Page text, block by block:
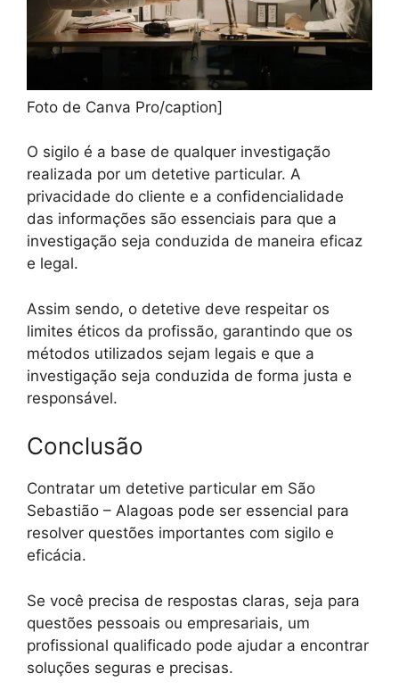
Foto de Canva Pro/caption]
O sigilo é a base de qualquer investigação
realizada por um detetive particular. A
privacidade do cliente e a confidencialidade
das informações são essenciais para que a
investigação seja conduzida de maneira eficaz
e legal.
Assim sendo, o detetive deve respeitar os
limites éticos da profissão, garantindo que os
métodos utilizados sejam legais e que a
investigação seja conduzida de forma justa e
responsável.
Conclusão
Contratar um detetive particular em São
Sebastião – Alagoas pode ser essencial para
resolver questões importantes com sigilo e
eficácia.
Se você precisa de respostas claras, seja para
questões pessoais ou empresariais, um
profissional qualificado pode ajudar a encontrar
soluções seguras e precisas.